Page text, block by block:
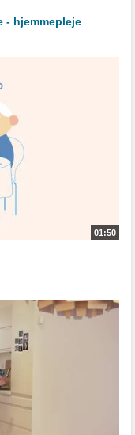
- hjemmepleje
01:50